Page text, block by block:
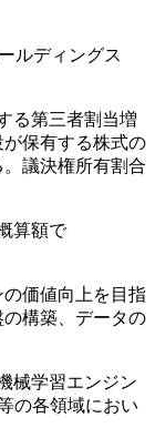
ルディングス
る第三者割当増
保有する株式の
議決権所有割合
算額で
価値向上を目指
構築、データの
械学習エンジン
の各領域におい